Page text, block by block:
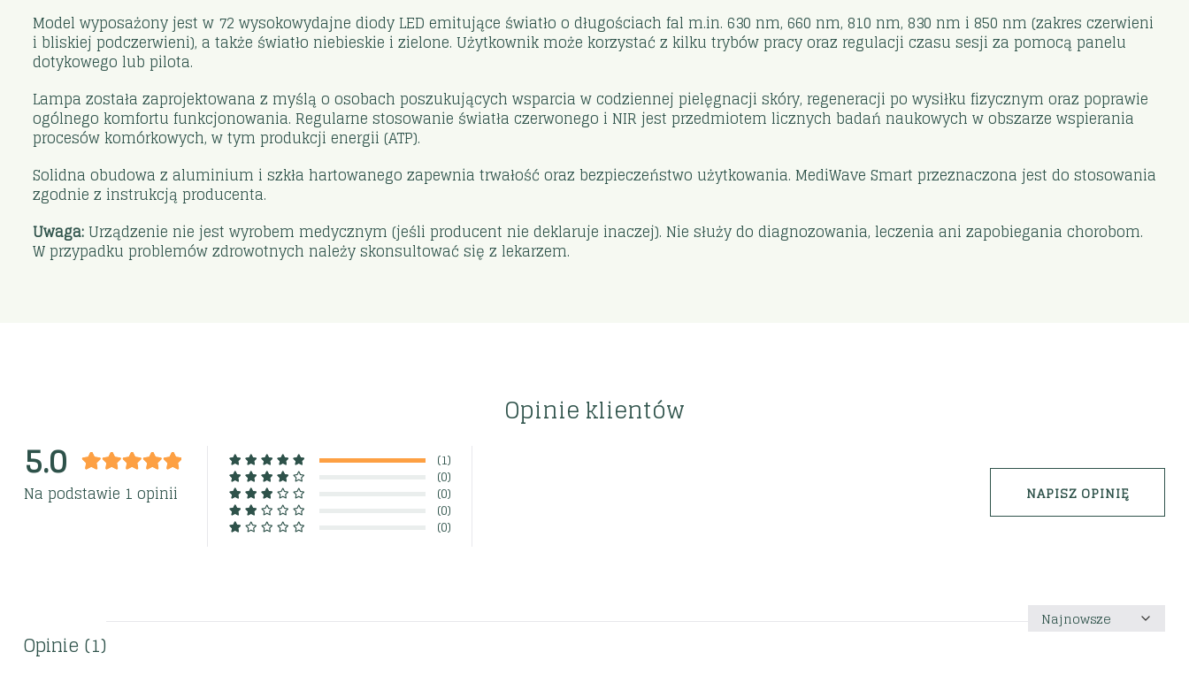
Model wyposażony jest w 72 wysokowydajne diody LED emitujące światło o długościach fal m.in. 630 nm, 660 nm, 810 nm, 830 nm i 850 nm (zakres czerwieni
i bliskiej podczerwieni), a także światło niebieskie i zielone. Użytkownik może korzystać z kilku trybów pracy oraz regulacji czasu sesji za pomocą panelu
dotykowego lub pilota.
Lampa została zaprojektowana z myślą o osobach poszukujących wsparcia w codziennej pielęgnacji skóry, regeneracji po wysiłku fizycznym oraz poprawie
ogólnego komfortu funkcjonowania. Regularne stosowanie światła czerwonego i NIR jest przedmiotem licznych badań naukowych w obszarze wspierania
procesów komórkowych, w tym produkcji energii (ATP).
Solidna obudowa z aluminium i szkła hartowanego zapewnia trwałość oraz bezpieczeństwo użytkowania. MediWave Smart przeznaczona jest do stosowania
zgodnie z instrukcją producenta.
Uwaga:Urządzenie nie jest wyrobem medycznym (jeśli producent nie deklaruje inaczej). Nie służy do diagnozowania, leczenia ani zapobiegania chorobom.
W przypadku problemów zdrowotnych należy skonsultować się z lekarzem.
Opinie klientów
5.0
Na podstawie 1 opinii
(1)
(0)
(0)
(0)
(0)
NAPISZ OPINIĘ
Sortuj
według
Opinie (1)